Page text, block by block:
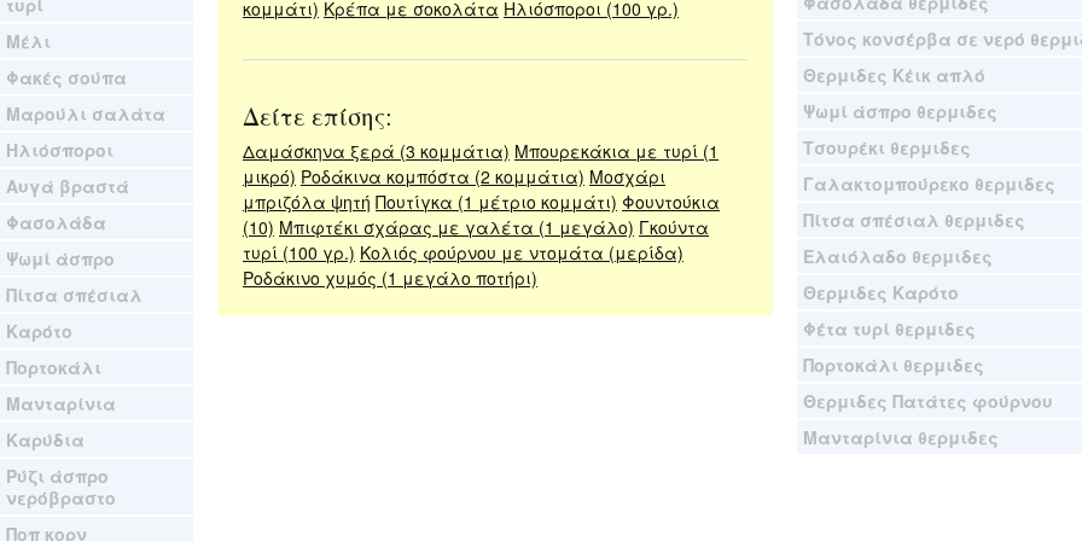
τυρί
Μέλι
Φακές σούπα
Μαρούλι σαλάτα
Ηλιόσποροι
Αυγά βραστά
Φασολάδα
Ψωμί άσπρο
Πίτσα σπέσιαλ
Καρότο
Πορτοκάλι
Μανταρίνια
Καρύδια
Ρύζι άσπρο
νερόβραστο
Ποπ κορν
κομμάτι) Κρέπα με σοκολάτα Ηλιόσποροι (100 γρ.)
Δείτε επίσης:
Δαμάσκηνα ξερά (3 κομμάτια) Μπουρεκάκια με τυρί (1
μικρό) Ροδάκινα κομπόστα (2 κομμάτια) Μοσχάρι
μπριζόλα ψητή Πουτίγκα (1 μέτριο κομμάτι) Φουντούκια
(10) Μπιφτέκι σχάρας με γαλέτα (1 μεγάλο) Γκούντα
τυρί (100 γρ.) Κολιός φούρνου με ντομάτα (μερίδα)
Ροδάκινο χυμός (1 μεγάλο ποτήρι)
Τόνος κονσέρβα σε νερό
Θερμιδες Κέικ απλό
Ψωμί άσπρο θερμιδες
Τσουρέκι θερμιδες
Γαλακτομπούρεκο θερμιδες
Πίτσα σπέσιαλ θερμιδες
Ελαιόλαδο θερμιδες
Θερμιδες Καρότο
Φέτα τυρί θερμιδες
Πορτοκάλι θερμιδες
Θερμιδες Πατάτες φούρνου
Μανταρίνια θερμιδες